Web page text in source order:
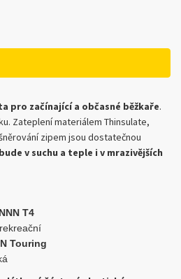
pro začínající a občasné běžkaře.
Zateplení materiálem Thinsulate,
zipem jsou dostatečnou
v suchu a teple i v mrazivějších
T4
Touring